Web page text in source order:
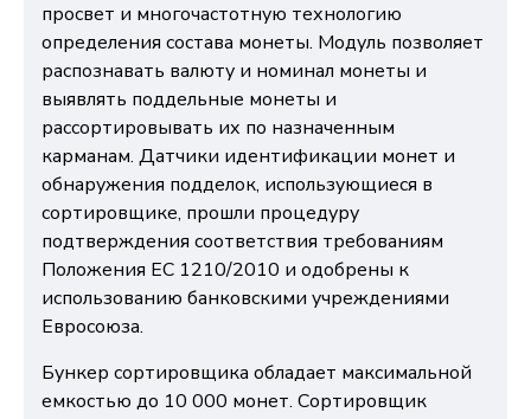
просвет и многочастотную технологию
определения состава монеты. Модуль позволяет
распознавать валюту и номинал монеты и
выявлять поддельные монеты и
рассортировывать их по назначенным
карманам. Датчики идентификации монет и
обнаружения подделок, использующиеся в
сортировщике, прошли процедуру
подтверждения соответствия требованиям
Положения ЕС 1210/2010 и одобрены к
использованию банковскими учреждениями
Евросоюза.
Бункер сортировщика обладает максимальной
емкостью до 10 000 монет. Сортировщик